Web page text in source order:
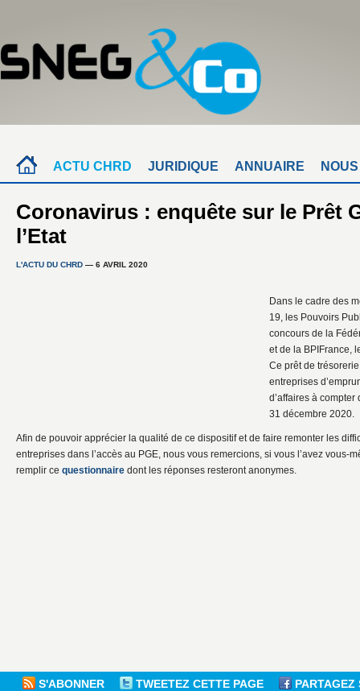
ACTU CHRD JURIDIQUE ANNUAIRE
Coronavirus : enquête sur le Prêt
l’Etat
L'ACTU DU CHRD — 6 AVRIL 2020
Dans le cadre des
19, les Pouvoirs
concours de la
et de la BPIFrance,
Ce prêt de
entreprises
d’affaires à compter
31 décembre 2020.
Afin de pouvoir apprécier la qualité de ce dispositif et de faire remonter les
entreprises dans l’accès au PGE, nous vous remercions, si vous l’avez vous-
remplir ce questionnaire dont les réponses resteront anonymes.
S'ABONNER TWEETEZ CETTE PAGE PARTAGEZ